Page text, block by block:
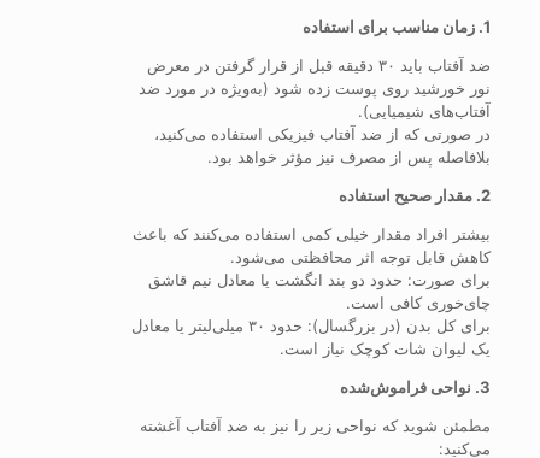
1. زمان مناسب برای استفاده
ضد آفتاب باید ۳۰ دقیقه قبل از قرار گرفتن در معرض
نور خورشید روی پوست زده شود (به‌ویژه در مورد ضد
آفتاب‌های شیمیایی).
در صورتی که از ضد آفتاب فیزیکی استفاده می‌کنید،
بلافاصله پس از مصرف نیز مؤثر خواهد بود.
2. مقدار صحیح استفاده
بیشتر افراد مقدار خیلی کمی استفاده می‌کنند که باعث
کاهش قابل توجه اثر محافظتی می‌شود.
برای صورت: حدود دو بند انگشت یا معادل نیم قاشق
چای‌خوری کافی است.
برای کل بدن (در بزرگسال): حدود ۳۰ میلی‌لیتر یا معادل
یک لیوان شات کوچک نیاز است.
3. نواحی فراموش‌شده
مطمئن شوید که نواحی زیر را نیز به ضد آفتاب آغشته
می‌کنید: